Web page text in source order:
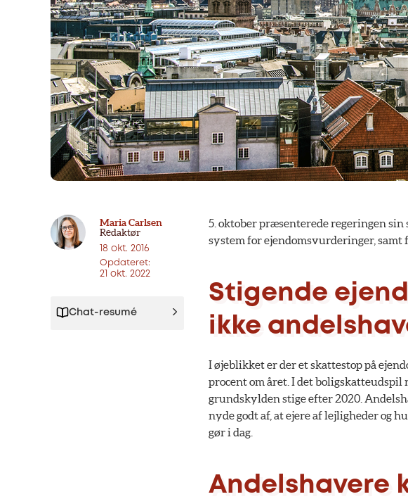
Maria Carlsen
Redaktør
18 okt. 2016
Opdateret:
21 okt. 2022
Chat-resumé
5. oktober præsenterede regeringen
system for ejendomsvurderinger,
Stigende
ikke
I øjeblikket er der et skattestop på
procent om året. I det
grundskylden stige efter 2020.
nyde godt af, at ejere af lejligheder og
gør i dag.
Andelshavere